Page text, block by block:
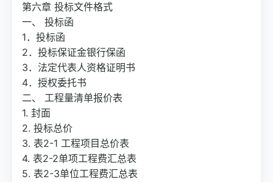
第六章 投标文件格式
一、 投标函
1．投标函
2．投标保证金银行保函
3．法定代表人资格证明书
4．授权委托书
二、 工程量清单报价表
1. 封面
2. 投标总价
3. 表2-1 工程项目总价表
4. 表2-2单项工程费汇总表
5. 表2-3单位工程费汇总表